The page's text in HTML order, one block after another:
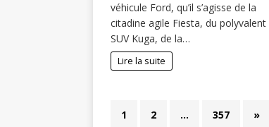
véhicule Ford, qu’il s’agisse de la
citadine agile Fiesta, du polyvalent
SUV Kuga, de la…
Lire la suite
1 2 … 357 »